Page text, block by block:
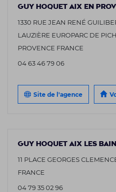
GUY HOQUET AIX EN
1330 RUE JEAN RENÉ
LAUZIÈRE EUROPARC DE
PROVENCE FRANCE
04 63 46 79 06
Site de l'agence
GUY HOQUET AIX LES
11 PLACE GEORGES
FRANCE
04 79 35 02 96